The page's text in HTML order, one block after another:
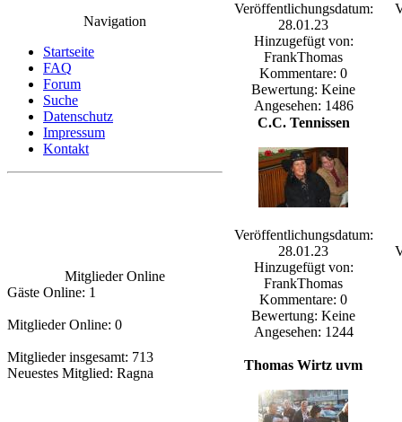
Navigation
Startseite
FAQ
Forum
Suche
Datenschutz
Impressum
Kontakt
Mitglieder Online
Gäste Online: 1
Mitglieder Online: 0
Mitglieder insgesamt: 713
Neuestes Mitglied: Ragna
Veröffentlichungsdatum:
28.01.23
Hinzugefügt von:
FrankThomas
Kommentare: 0
Bewertung: Keine
Angesehen: 1486
C.C. Tennissen
Veröffentlichungsdatum:
28.01.23
Hinzugefügt von:
FrankThomas
Kommentare: 0
Bewertung: Keine
Angesehen: 1244
Thomas Wirtz uvm